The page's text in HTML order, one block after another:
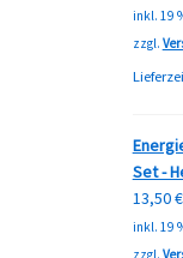
inkl. 19
zzgl.
Set -
13,50€
inkl. 19